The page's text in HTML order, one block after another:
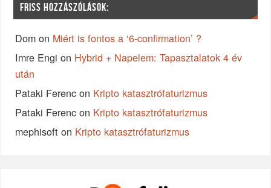
FRISS HOZZÁSZÓLÁSOK:
Dom on Miért is fontos a ‘6-confirmation’ ?
Imre Engi on Hybrid + Napelem: Tapasztalatok 4 év
után
Pataki Ferenc on Kripto katasztrófaturizmus
Pataki Ferenc on Kripto katasztrófaturizmus
mephisoft on Kripto katasztrófaturizmus